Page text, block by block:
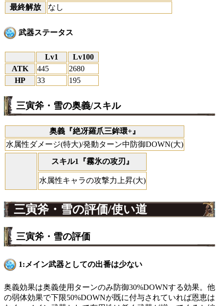
最終解放
なし
武器ステータス
Lv1
Lv100
ATK
445
2680
HP
33 195
三寅斧・雪の奥義/スキル
奥義『絶冴羅爪三鉾環+』
水属性ダメージ(特大)/発動ターン中防御DOWN(大)
スキル1『霧氷の攻刃』
水属性キャラの攻撃力上昇(大)
三寅斧・雪の評価/使い道
三寅斧・雪の評価
1:メイン武器としての出番は少ない
奥義効果は奥義使用ターンのみ防御30%DOWNする効果。他
の弱体効果で下限50%DOWNが既に付与されていれば恩恵は